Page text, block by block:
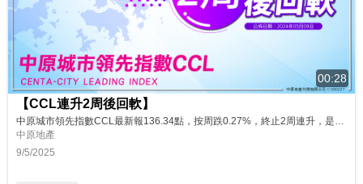
00:28
【CCL連升2周後回軟】
中原地產
9/5/2025